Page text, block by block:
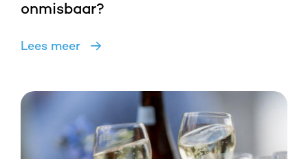
onmisbaar?
Lees meer